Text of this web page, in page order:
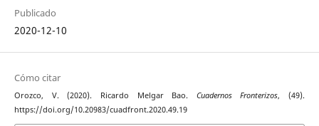
Publicado
2020-12-10
Cómo citar
Orozco, V. (2020). Ricardo Melgar Bao. Cuadernos Fronterizos, (49).
https://doi.org/10.20983/cuadfront.2020.49.19